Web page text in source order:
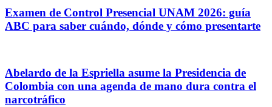
Examen de Control Presencial UNAM 2026: guía
ABC para saber cuándo, dónde y cómo presentarte
Abelardo de la Espriella asume la Presidencia de
Colombia con una agenda de mano dura contra el
narcotráfico